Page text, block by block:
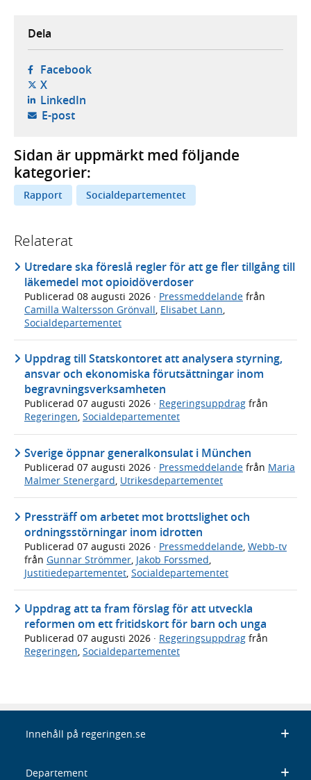
Dela
Facebook- öppnas i ny flik, extern webbplats,
X- öppnas i ny flik, extern webbplats,
LinkedIn- öppnas i ny flik, extern webbplats,
E-post- öppnar din e-postklient,
Sidan är uppmärkt med följande
kategorier:
Rapport Socialdepartementet
Relaterat
Utredare ska föreslå regler för att ge fler tillgång till
läkemedel mot opioidöverdoser
Publicerad 08 augusti 2026 · Pressmeddelande från
Camilla Waltersson Grönvall Elisabet Lann
Socialdepartementet
Uppdrag till Statskontoret att analysera styrning,
ansvar och ekonomiska förutsättningar inom
begravningsverksamheten
Publicerad 07 augusti 2026 · Regeringsuppdrag från
Regeringen, Socialdepartementet
Sverige öppnar generalkonsulat i München
Publicerad 07 augusti 2026 · Pressmeddelande från Maria
Malmer Stenergard, Utrikesdepartementet
Pressträff om arbetet mot brottslighet och
ordningsstörningar inom idrotten
Publicerad 07 augusti 2026 · Pressmeddelande Webb-tv
från Gunnar Strömmer Jakob Forssmed
Justitiedepartementet Socialdepartementet
Uppdrag att ta fram förslag för att utveckla
reformen om ett fritidskort för barn och unga
Publicerad 07 augusti 2026 · Regeringsuppdrag från
Regeringen, Socialdepartementet
Innehåll på regeringen.se
Departement